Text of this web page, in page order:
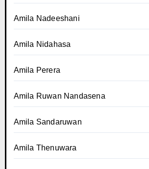
Amila Nadeeshani
Amila Nidahasa
Amila Perera
Amila Ruwan Nandasena
Amila Sandaruwan
Amila Thenuwara